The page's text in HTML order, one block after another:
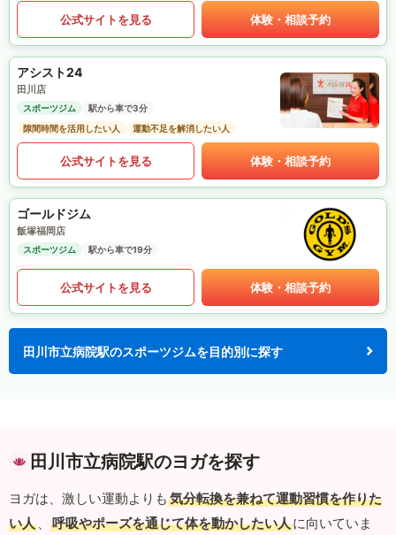
公式サイトを見る 体験・相談予約
アシスト24
田川店
スポーツジム
駅から車で3分
隙間時間を活用したい人
運動不足を解消したい人
公式サイトを見る 体験・相談予約
ゴールドジム
飯塚福岡店
スポーツジム 駅から車で19分
公式サイトを見る 体験・相談予約
田川市立病院駅のスポーツジムを目的別に探す
田川市立病院駅のヨガを探す
ヨガは、激しい運動よりも 気分転換を兼ねて運動習慣を作りた
い人 、 呼吸やポーズを通じて体を動かしたい人に向いていま